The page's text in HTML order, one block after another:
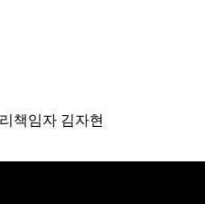
책임자 김자현